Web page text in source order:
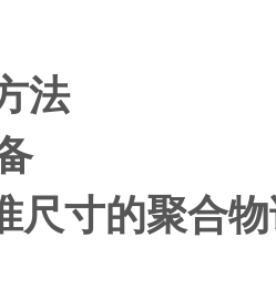
法
尺寸的聚合